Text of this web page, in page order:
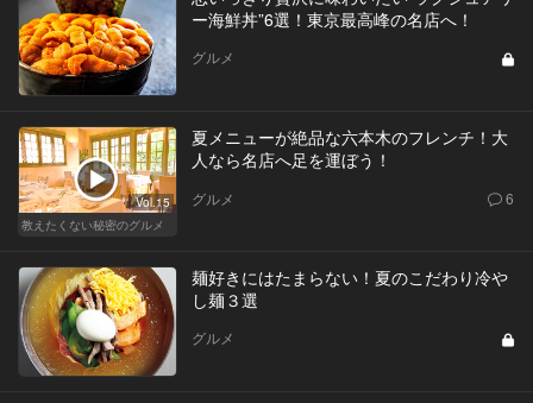
ー海鮮丼”6選！東京最高峰の名店へ！
グルメ
Vol.15
教えたくない秘密のグルメ
夏メニューが絶品な六本木のフレンチ！大
人なら名店へ足を運ぼう！
グルメ 6
麺好きにはたまらない！夏のこだわり冷や
し麺３選
グルメ